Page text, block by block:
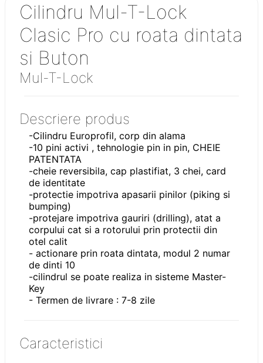
Cilindru Mul-T-Lock
Clasic Pro cu roata dintata
si Buton
Mul-T-Lock
Descriere produs
-Cilindru Europrofil, corp din alama
-10 pini activi , tehnologie pin in pin, CHEIE
PATENTATA
-cheie reversibila, cap plastifiat, 3 chei, card
de identitate
-protectie impotriva apasarii pinilor (piking si
bumping)
-protejare impotriva gauriri (drilling), atat a
corpului cat si a rotorului prin protectii din
otel calit
- actionare prin roata dintata, modul 2 numar
de dinti 10
-cilindrul se poate realiza in sisteme Master-
Key
- Termen de livrare : 7-8 zile
Caracteristici